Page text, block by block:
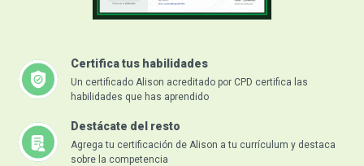
Certifica tus habilidades
Un certificado Alison acreditado por CPD certifica las
habilidades que has aprendido
Destácate del resto
Agrega tu certificación de Alison a tu currículum y destaca
sobre la competencia